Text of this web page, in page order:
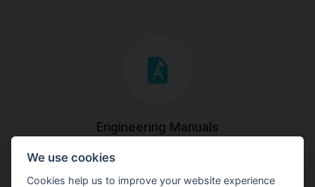
Engineering Manuals
Step by steps guides on how
to solve a specific tasks.
We use cookies
Cookies help us to improve your website experience